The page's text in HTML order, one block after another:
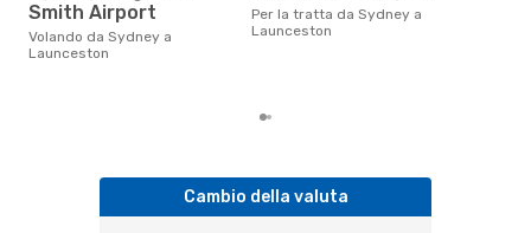
Smith Airport
Volando da Sydney a
Launceston
Per la tratta da Sydney a
Launceston
Cambio della valuta